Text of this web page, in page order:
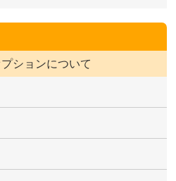
ションについて